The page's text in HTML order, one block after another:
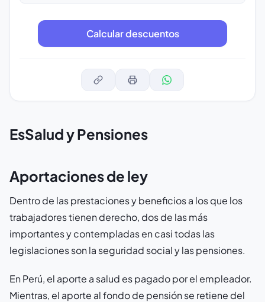
EsSalud y Pensiones
Aportaciones de ley
Dentro de las prestaciones y beneficios a los que los
trabajadores tienen derecho, dos de las más
importantes y contempladas en casi todas las
legislaciones son la seguridad social y las pensiones.
En Perú, el aporte a salud es pagado por el empleador.
Mientras, el aporte al fondo de pensión se retiene del